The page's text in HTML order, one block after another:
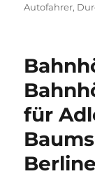
Autofahrer,
für